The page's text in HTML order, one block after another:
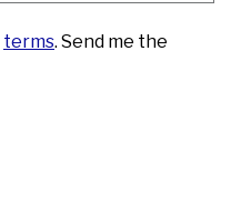
terms. Send me the